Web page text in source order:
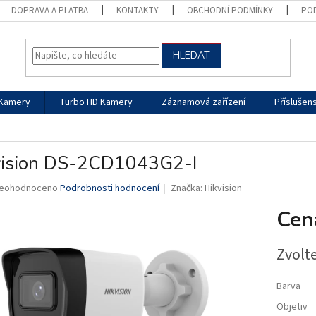
DOPRAVA A PLATBA KONTAKTY OBCHODNÍ PODMÍNKY
HLEDAT
Turbo HD Kamery Záznamová zařízení
DS-2CD1043G2-I
Podrobnosti hodnocení Značka:Hikvision
Barva
Objetiv